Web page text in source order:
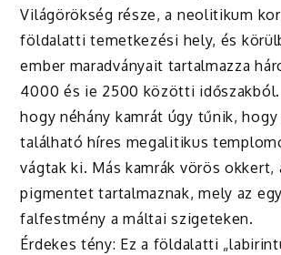
Világörökség része, a neolitikum
földalatti temetkezési hely, és
ember maradványait tartalmazza
4000 és ie 2500 közötti időszakból.
hogy néhány kamrát úgy tűnik,
található híres megalitikus
vágtak ki. Más kamrák vörös okkert,
pigmentet tartalmaznak, mely az
falfestmény a máltai szigeteken.
Érdekes tény: Ez a földalatti